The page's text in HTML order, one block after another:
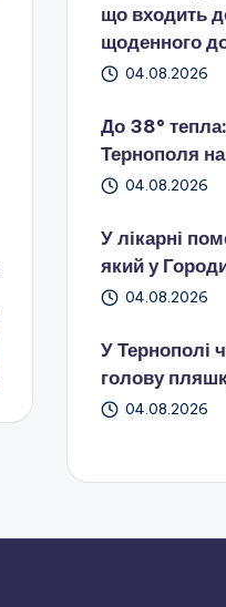
що входить
щоденного
04.08.2026
До 38°
Тернополя
04.08.2026
У лікарні
який у
04.08.2026
У Тернополі
голову
04.08.2026